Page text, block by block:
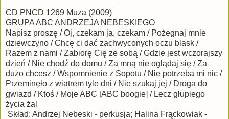
CD PNCD 1269 Muza (2009)
GRUPA ABC ANDRZEJA NEBESKIEGO
Napisz proszę / Oj, czekam ja, czekam / Pożegnaj mnie
dziewczyno / Chcę ci dać zachwyconych oczu blask /
Razem z nami / Zabiorę Cię ze sobą / Gdzie jest wczorajszy
dzień / Nie chodź do domu / Za mną nie oglądaj się / Za
dużo chcesz / Wspomnienie z Sopotu / Nie potrzeba mi nic /
Przeminęło z wiatrem tyle dni / Nie szukaj jej / Droga do
gwiazd / Ktoś / Moje ABC [ABC boogie] / Lecz głupiego
życia żal
Skład: Andrzej Nebeski - perkusja; Halina Frąckowiak -